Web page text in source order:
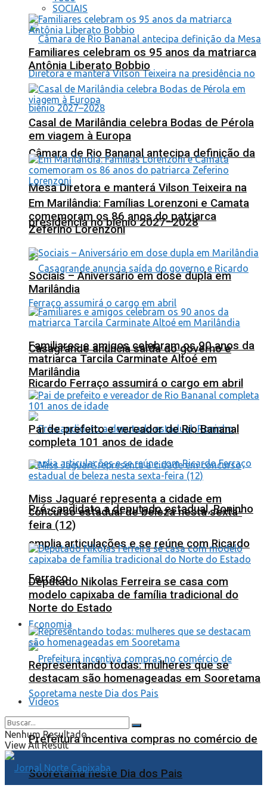
Câmara de Rio Bananal antecipa definição da
Mesa Diretora e manterá Vilson Teixeira na
presidência no biênio 2027–2028
Casagrande anuncia saída do governo e
Ricardo Ferraço assumirá o cargo em abril
Pré-candidato a deputado estadual, Roninho
amplia articulações e se reúne com Ricardo
Ferraço
Economia
Prefeitura incentiva compras no comércio de
Sooretama neste Dia dos Pais
SOCIAIS
Familiares celebram os 95 anos da matriarca
Antônia Liberato Bobbio
Casal de Marilândia celebra Bodas de Pérola
em viagem à Europa
Em Marilândia: Famílias Lorenzoni e Camata
comemoram os 86 anos do patriarca
Zeferino Lorenzoni
Sociais – Aniversário em dose dupla em
Marilândia
Familiares e amigos celebram os 90 anos da
matriarca Tarcila Carminate Altoé em
Marilândia
Pai de prefeito e vereador de Rio Bananal
completa 101 anos de idade
Miss Jaguaré representa a cidade em
concurso estadual de beleza nesta sexta-
feira (12)
Deputado Nikolas Ferreira se casa com
modelo capixaba de família tradicional do
Norte do Estado
Representando todas: mulheres que se
destacam são homenageadas em Sooretama
Videos
Nenhum Resultado
View All Result